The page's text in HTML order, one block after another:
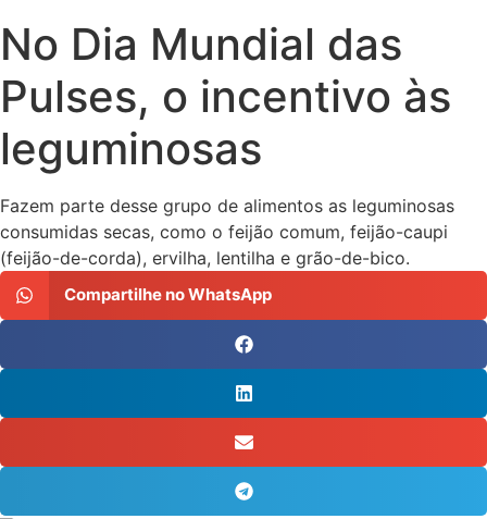
No Dia Mundial das
Pulses, o incentivo às
leguminosas
Fazem parte desse grupo de alimentos as leguminosas
consumidas secas, como o feijão comum, feijão-caupi
(feijão-de-corda), ervilha, lentilha e grão-de-bico.
Compartilhe no WhatsApp